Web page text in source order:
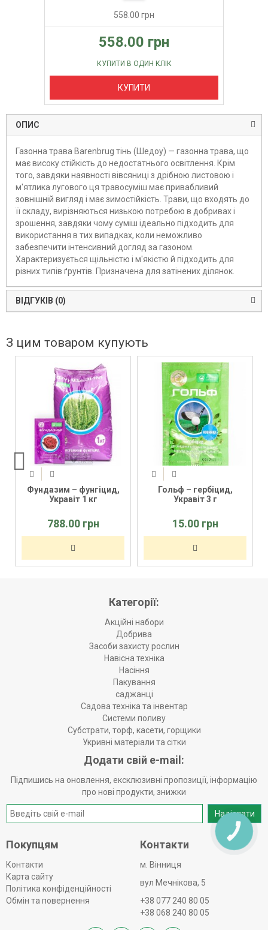
558.00 грн
558.00 грн
КУПИТИ В ОДИН КЛІК
КУПИТИ
ОПИС
Газонна трава Barenbrug тінь (Шедоу) — газонна трава, що
має високу стійкість до недостатнього освітлення. Крім
того, завдяки наявності вівсяниці з дрібною листовою і
м'ятлика лугового ця травосуміш має привабливий
зовнішній вигляд і має зимостійкість. Трави, що входять до
її складу, вирізняються низькою потребою в добривах і
зрошення, завдяки чому суміш ідеально підходить для
використання в тих випадках, коли неможливо
забезпечити інтенсивний догляд за газоном.
Характеризується щільністю і м'якістю й підходить для
різних типів ґрунтів. Призначена для затінених ділянок.
ВІДГУКІВ (0)
З цим товаром купують
Фундазим – фунгіцид,
Укравіт 1 кг
788.00 грн
Гольф – гербіцид,
Укравіт 3 г
15.00 грн
Категорії:
Акційні набори
Добрива
Засоби захисту рослин
Навісна техніка
Насіння
Пакування
саджанці
Садова техніка та інвентар
Системи поливу
Субстрати, торф, касети, горщики
Укривні матеріали та сітки
Додати свій e-mail:
Підпишись на оновлення, ексклюзивні пропозиції, інформацію
про нові продукти, знижки
Надіслати
Покупцям
Контакти
Карта сайту
Політика конфіденційності
Обмін та повернення
Контакти
м. Вінниця
вул Мечнікова, 5
+38 077 240 80 05
+38 068 240 80 05
КНОПКА
ЗВ'ЯЗКУ